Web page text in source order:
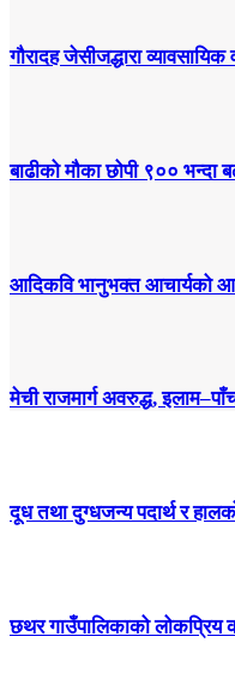
गौरादह जेसीजद्धारा
बाढीको मौका छोपी ९०० भन्दा
आदिकवि भानुभक्त आचार्यको
मेची राजमार्ग अवरुद्ध,
दूध तथा दुग्धजन्य पदार्थ र
छथर गाउँपालिकाको लोकप्रिय